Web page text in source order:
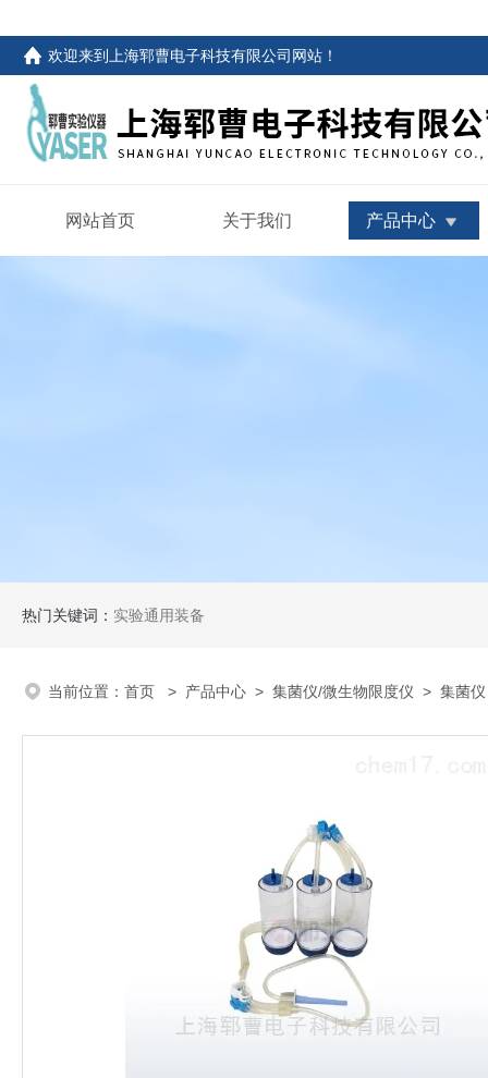
欢迎来到 上海郓曹电子科技有限公司网站 ！
网站首页 关于我们 产品中心
热门关键词： 实验通用装备
当前位置： 首页 > 产品中心 > 集菌仪/微生物限度仪 > 集菌仪